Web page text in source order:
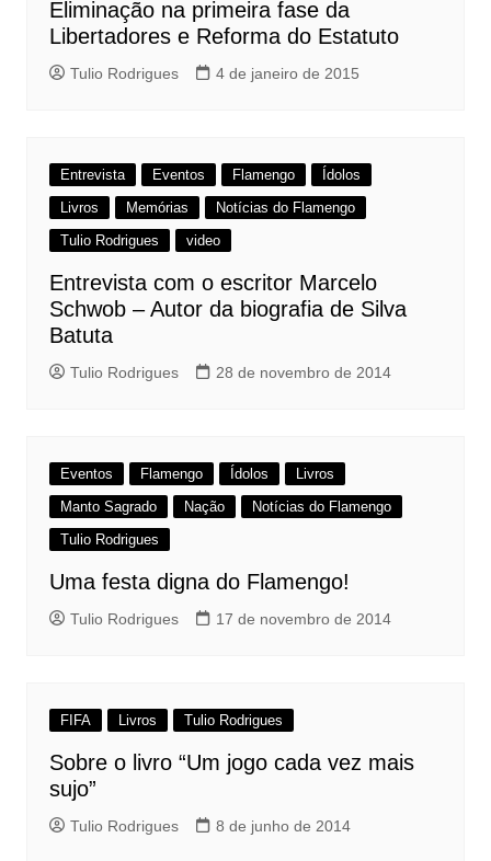
Eliminação na primeira fase da
Libertadores e Reforma do Estatuto
Tulio Rodrigues 4 de janeiro de 2015
Entrevista Eventos Flamengo
Ídolos
Livros
Memórias
Notícias do Flamengo
Tulio Rodrigues
video
Entrevista com o escritor Marcelo
Schwob – Autor da biografia de Silva
Batuta
Tulio Rodrigues 28 de novembro de 2014
Eventos Flamengo Ídolos
Livros
Manto Sagrado
Nação
Notícias do Flamengo
Tulio Rodrigues
Uma festa digna do Flamengo!
Tulio Rodrigues 17 de novembro de 2014
FIFA Livros Tulio Rodrigues
Sobre o livro “Um jogo cada vez mais
sujo”
Tulio Rodrigues 8 de junho de 2014